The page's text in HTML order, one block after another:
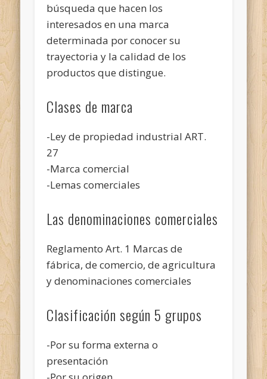
búsqueda que hacen los
interesados en una marca
determinada por conocer su
trayectoria y la calidad de los
productos que distingue.
Clases de marca
-Ley de propiedad industrial ART.
27
-Marca comercial
-Lemas comerciales
Las denominaciones comerciales
Reglamento Art. 1 Marcas de
fábrica, de comercio, de agricultura
y denominaciones comerciales
Clasificación según 5 grupos
-Por su forma externa o
presentación